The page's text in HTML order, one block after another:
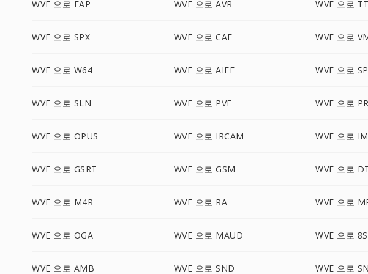
WVE 으로 FAP WVE 으로 AVR WVE 으로
WVE 으로 SPX WVE 으로 CAF WVE 으로
WVE 으로 W64 WVE 으로 AIFF WVE 으로
WVE 으로 SLN WVE 으로 PVF WVE 으로
WVE 으로 OPUS WVE 으로 IRCAM WVE 으로
WVE 으로 GSRT WVE 으로 GSM WVE 으로
WVE 으로 M4R WVE 으로 RA WVE 으로
WVE 으로 OGA WVE 으로 MAUD WVE 으로
WVE 으로 AMB WVE 으로 SND WVE 으로